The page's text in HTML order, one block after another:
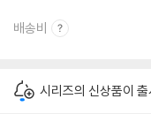
배송비
시리즈의 신상품이